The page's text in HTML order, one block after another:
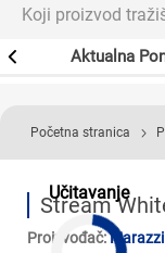
Aktualna
Učitavanje
Početna stranica
Stream
Proizvođač:Marazzi